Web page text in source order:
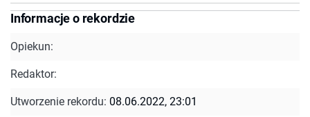
Informacje o rekordzie
Opiekun:
Redaktor:
Utworzenie rekordu: 08.06.2022, 23:01